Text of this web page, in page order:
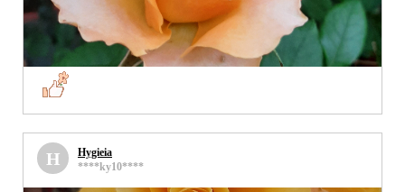
H
Hygieia
****ky10****